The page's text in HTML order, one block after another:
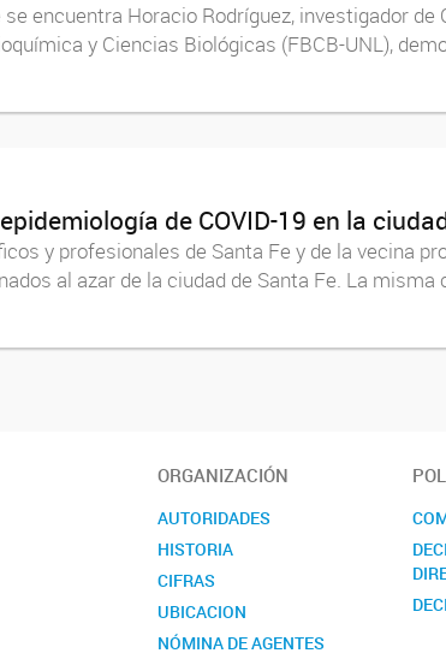
encuentra Horacio Rodríguez, investigador de
y Ciencias Biológicas (FBCB-UNL),
de COVID-19 en la
y profesionales de Santa Fe y de la vecina
al azar de la ciudad de Santa Fe. La
ORGANIZACIÓN
AUTORIDADES
HISTORIA
CIFRAS
UBICACION
NÓMINA DE AGENTES